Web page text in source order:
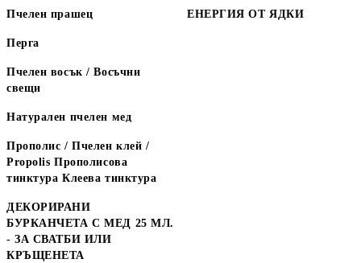
Пчелен прашец
Перга
Пчелен восък / Восъчни
свещи
Натурален пчелен мед
Прополис / Пчелен клей /
Propolis Прополисова
тинктура Клеева тинктура
ДЕКОРИРАНИ
БУРКАНЧЕТА С МЕД 25 МЛ.
- ЗА СВАТБИ ИЛИ
КРЪЩЕНЕТА
ЕНЕРГИЯ ОТ ЯДКИ